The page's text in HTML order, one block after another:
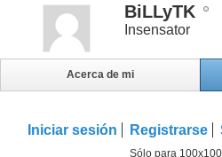
BiLLyTK
Insensator
Acerca de mi
Iniciar sesión Registrarse
Sólo para